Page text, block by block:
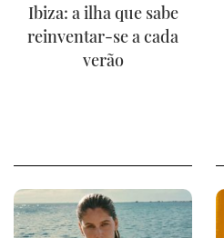
Ibiza: a ilha que sabe
reinventar-se a cada
verão